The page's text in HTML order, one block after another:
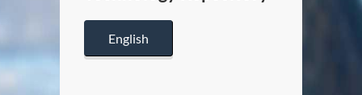
Canada
English